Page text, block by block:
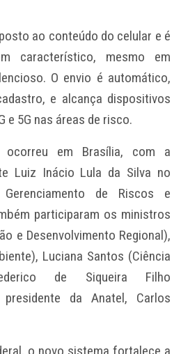
ao conteúdo do celular e é
característico, mesmo em
O envio é automático,
e alcança dispositivos
e 5G nas áreas de risco.
ocorreu em Brasília, com a
Luiz Inácio Lula da Silva no
de Riscos e
participaram os ministros
e Desenvolvimento Regional),
Luciana Santos (Ciência
de Siqueira Filho
da Anatel, Carlos